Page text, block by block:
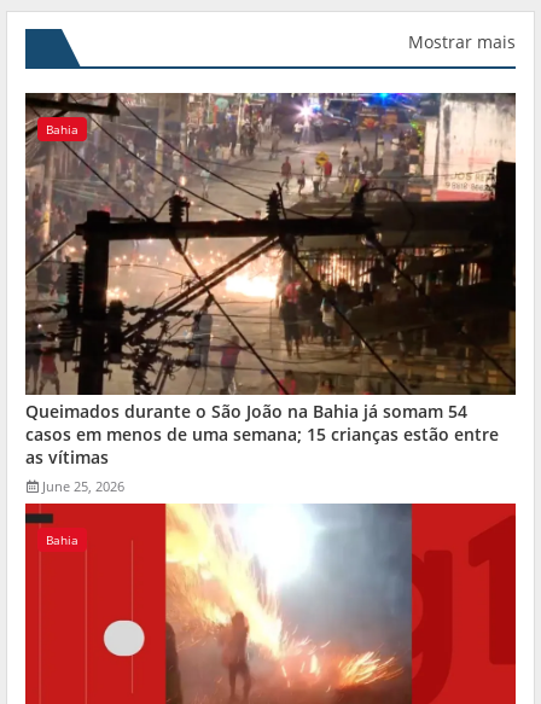
Mostrar mais
Bahia
Queimados durante o São João na Bahia já somam 54
casos em menos de uma semana; 15 crianças estão entre
as vítimas
June 25, 2026
Bahia